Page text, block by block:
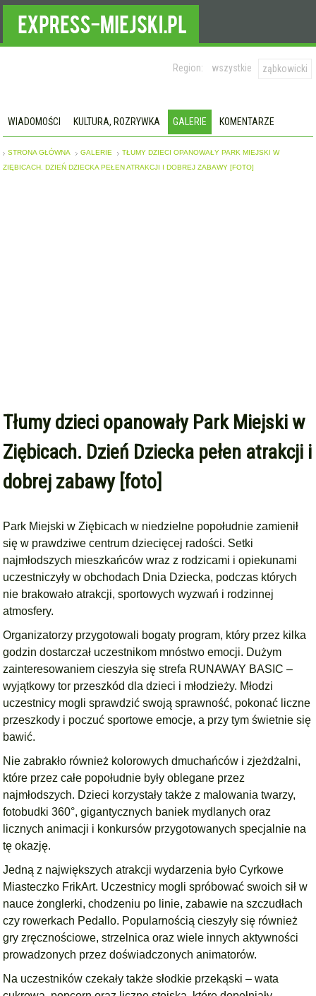
Region: wszystkie ząbkowicki
WIADOMOŚCI KULTURA, ROZRYWKA GALERIE KOMENTARZE
STRONA GŁÓWNA GALERIE
TŁUMY DZIECI OPANOWAŁY PARK MIEJSKI W
ZIĘBICACH. DZIEŃ DZIECKA PEŁEN ATRAKCJI I DOBREJ ZABAWY [FOTO]
Tłumy dzieci opanowały Park Miejski w
Ziębicach. Dzień Dziecka pełen atrakcji i
dobrej zabawy [foto]
Park Miejski w Ziębicach w niedzielne popołudnie zamienił
się w prawdziwe centrum dziecięcej radości. Setki
najmłodszych mieszkańców wraz z rodzicami i opiekunami
uczestniczyły w obchodach Dnia Dziecka, podczas których
nie brakowało atrakcji, sportowych wyzwań i rodzinnej
atmosfery.
Organizatorzy przygotowali bogaty program, który przez kilka
godzin dostarczał uczestnikom mnóstwo emocji. Dużym
zainteresowaniem cieszyła się strefa RUNAWAY BASIC –
wyjątkowy tor przeszkód dla dzieci i młodzieży. Młodzi
uczestnicy mogli sprawdzić swoją sprawność, pokonać liczne
przeszkody i poczuć sportowe emocje, a przy tym świetnie się
bawić.
Nie zabrakło również kolorowych dmuchańców i zjeżdżalni,
które przez całe popołudnie były oblegane przez
najmłodszych. Dzieci korzystały także z malowania twarzy,
fotobudki 360°, gigantycznych baniek mydlanych oraz
licznych animacji i konkursów przygotowanych specjalnie na
tę okazję.
Jedną z największych atrakcji wydarzenia było Cyrkowe
Miasteczko FrikArt. Uczestnicy mogli spróbować swoich sił w
nauce żonglerki, chodzeniu po linie, zabawie na szczudłach
czy rowerkach Pedallo. Popularnością cieszyły się również
gry zręcznościowe, strzelnica oraz wiele innych aktywności
prowadzonych przez doświadczonych animatorów.
Na uczestników czekały także słodkie przekąski – wata